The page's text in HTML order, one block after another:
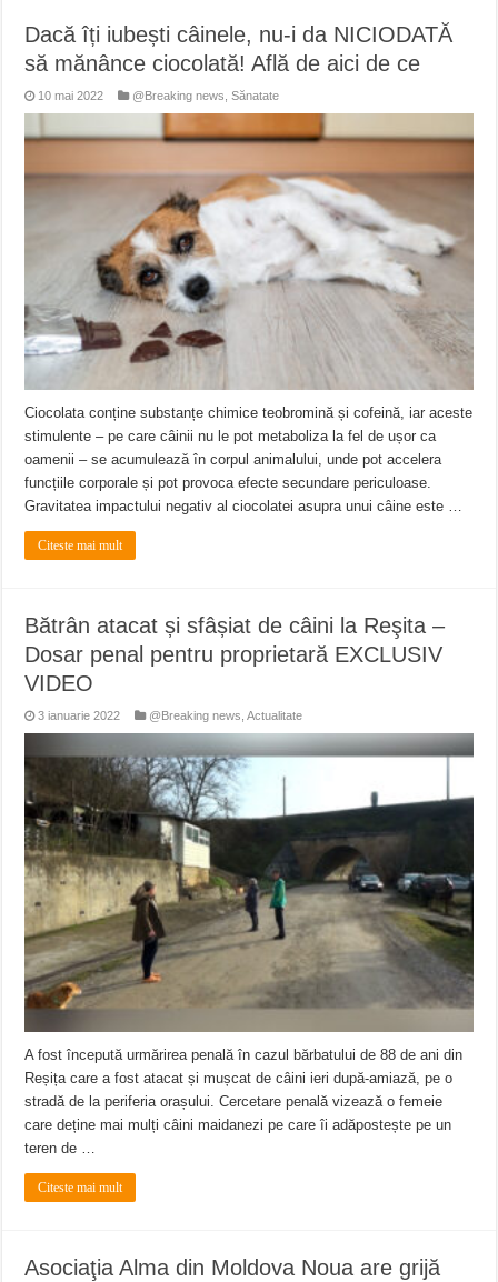
Dacă îți iubești câinele, nu-i da NICIODATĂ
să mănânce ciocolată! Află de aici de ce
10 mai 2022 @Breaking news ,Sănatate
Ciocolata conține substanțe chimice teobromină și cofeină, iar aceste
stimulente – pe care câinii nu le pot metaboliza la fel de ușor ca
oamenii – se acumulează în corpul animalului, unde pot accelera
funcțiile corporale și pot provoca efecte secundare periculoase.
Gravitatea impactului negativ al ciocolatei asupra unui câine este …
Citeste mai mult
Bătrân atacat și sfâșiat de câini la Reşita –
Dosar penal pentru proprietară EXCLUSIV
VIDEO
3 ianuarie 2022 @Breaking news ,Actualitate
A fost începută urmărirea penală în cazul bărbatului de 88 de ani din
Reșița care a fost atacat și mușcat de câini ieri după-amiază, pe o
stradă de la periferia orașului. Cercetare penală vizează o femeie
care deține mai mulți câini maidanezi pe care îi adăpostește pe un
teren de …
Citeste mai mult
Asociaţia Alma din Moldova Noua are grijă